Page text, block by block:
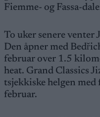
Fiemme- og Fassa-
To uker senere venter
Den åpner med
februar over 1.5
heat. Grand Classics
tsjekkiske helgen med
februar.